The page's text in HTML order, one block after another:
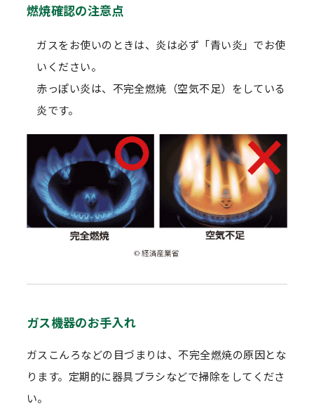
燃焼確認の注意点
ガスをお使いのときは、炎は必ず「青い炎」でお使
いください。
赤っぽい炎は、不完全燃焼（空気不足）をしている
炎です。
ガス機器のお手入れ
ガスこんろなどの目づまりは、不完全燃焼の原因とな
ります。定期的に器具ブラシなどで掃除をしてくださ
い。